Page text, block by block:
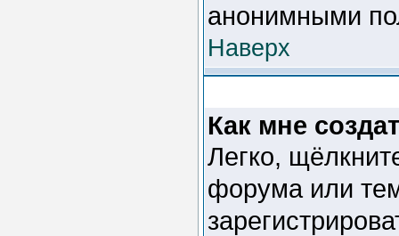
анонимными
Наверх
Как мне
Легко,
форума или